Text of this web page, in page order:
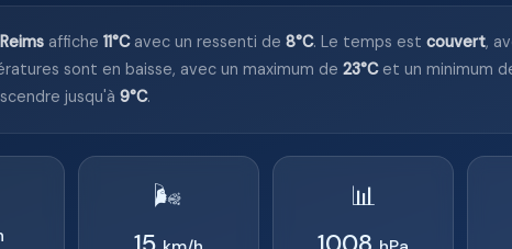
Reims affiche 11°Cavec un ressenti de 8°C. Le temps est couvert,
sont en baisse, avec un maximum de 23°Cet un minimum
jusqu'à 9°C.
🌬️ 📊